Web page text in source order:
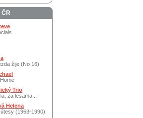
žije (No 16)
Trio
za lesama...
Helena
(1963-1990)